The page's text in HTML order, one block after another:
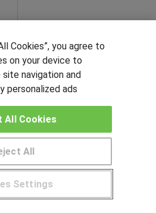
al centro
alguna duda? 900 264 357
Cookies”, you agree to
on your device to
site navigation and
personalized ads
Settings
All
All Cookies